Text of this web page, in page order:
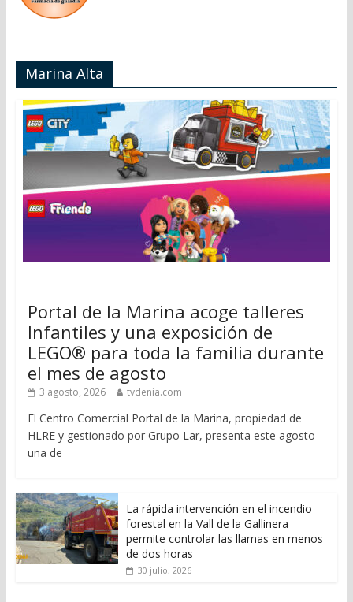
Marina Alta
Portal de la Marina acoge talleres
Infantiles y una exposición de
LEGO® para toda la familia durante
el mes de agosto
3 agosto, 2026 tvdenia.com
El Centro Comercial Portal de la Marina, propiedad de
HLRE y gestionado por Grupo Lar, presenta este agosto
una de
La rápida intervención en el incendio
forestal en la Vall de la Gallinera
permite controlar las llamas en menos
de dos horas
30 julio, 2026